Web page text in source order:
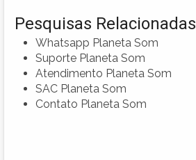
Pesquisas Relacionadas
Whatsapp Planeta Som
Suporte Planeta Som
Atendimento Planeta Som
SAC Planeta Som
Contato Planeta Som